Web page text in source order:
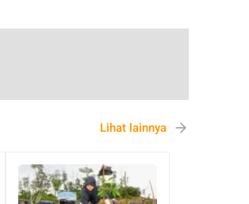
Lihat lainnya